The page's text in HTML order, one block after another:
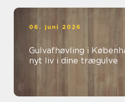
06. juni 2026
Gulvafhøvling i
nyt liv i dine trægulve